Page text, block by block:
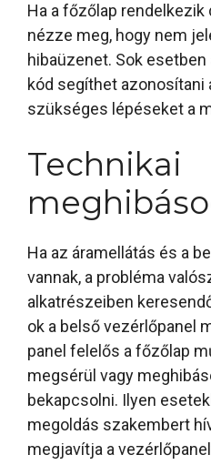
Ha a főzőlap
nézze meg, hogy nem
hibaüzenet. Sok
kód segíthet azonosítani
szükséges lépéseket a
Technikai
Ha az áramellátás és a
vannak, a probléma
alkatrészeiben
ok a belső vezérlőpanel
panel felelős a főzőlap
megsérül vagy
bekapcsolni. Ilyen
megoldás szakembert
megjavítja a